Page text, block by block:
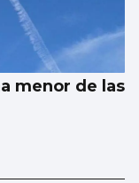
menor de las